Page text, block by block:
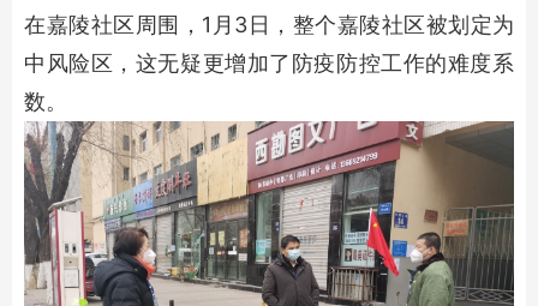
在嘉陵社区周围，1月3日，整个嘉陵社区被划定为
中风险区，这无疑更增加了防疫防控工作的难度系
数。